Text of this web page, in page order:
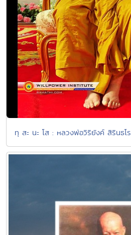
ทุ สะ นะ โส : หลวงพ่อวิริยังค์ สิรินธโร